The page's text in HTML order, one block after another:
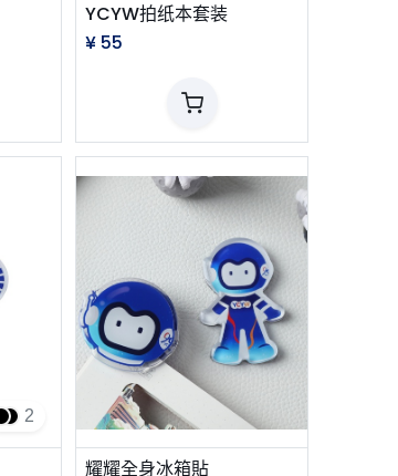
YCYW拍纸本套装
¥ 55
2
耀耀全身冰箱貼